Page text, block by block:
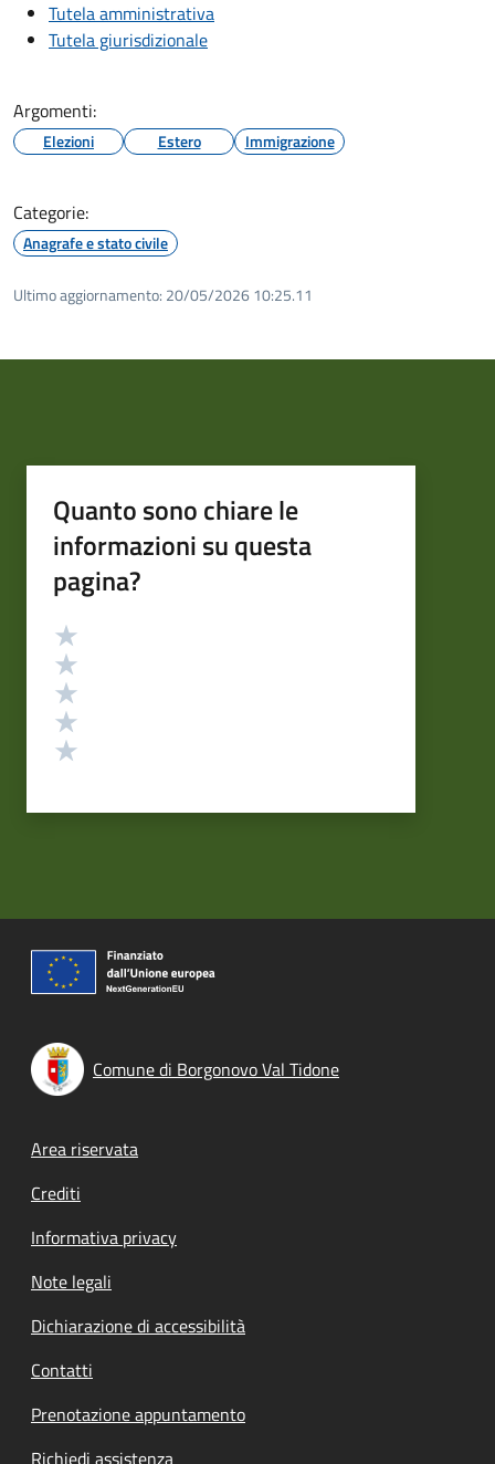
Tutela amministrativa
Tutela giurisdizionale
Argomenti:
Elezioni Estero Immigrazione
Categorie:
Anagrafe e stato civile
Ultimo aggiornamento: 20/05/2026 10:25.11
Quanto sono chiare le
informazioni su questa
pagina?
Valutazione
Comune di Borgonovo Val Tidone
Footer menu
Area riservata
Crediti
Informativa privacy
Note legali
Dichiarazione di accessibilità
Contatti
Prenotazione appuntamento
Richiedi assistenza